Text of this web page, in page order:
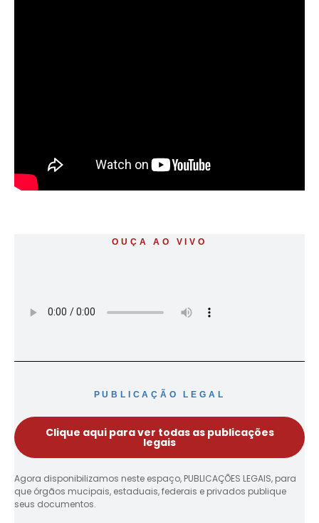
OUÇA AO VIVO
PUBLICAÇÃO LEGAL
Clique aqui para ver todas as publicações
legais
Agora disponibilizamos neste espaço, PUBLICAÇÕES LEGAIS, para
que órgãos mucipais, estaduais, federais e privados publique
seus documentos.